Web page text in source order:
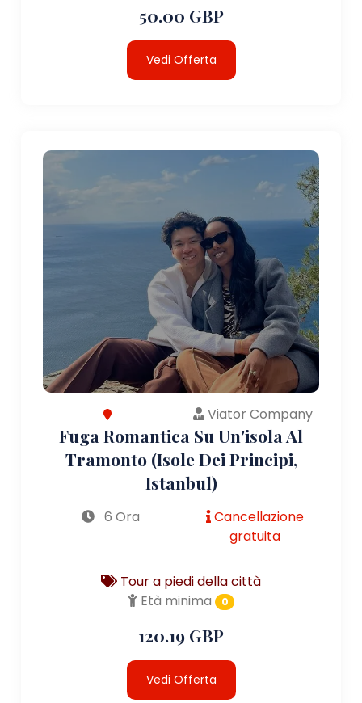
50.00 GBP
Vedi Offerta
Viator Company
Fuga Romantica Su Un'isola Al
Tramonto (Isole Dei Principi,
Istanbul)
6 Ora
Cancellazione
gratuita
Tour a piedi della città
Età minima
0
120.19 GBP
Vedi Offerta